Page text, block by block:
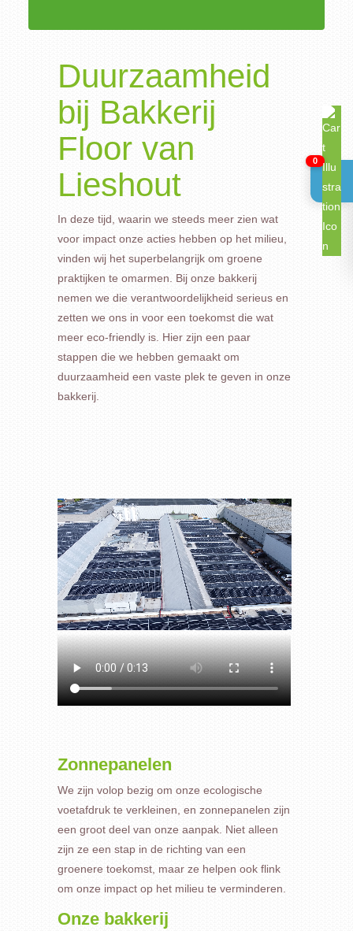
Duurzaamheid
bij Bakkerij
Floor van
Lieshout
In deze tijd, waarin we steeds meer zien wat
voor impact onze acties hebben op het milieu,
vinden wij het superbelangrijk om groene
praktijken te omarmen. Bij onze bakkerij
nemen we die verantwoordelijkheid serieus en
zetten we ons in voor een toekomst die wat
meer eco-friendly is. Hier zijn een paar
stappen die we hebben gemaakt om
duurzaamheid een vaste plek te geven in onze
bakkerij.
Zonnepanelen
We zijn volop bezig om onze ecologische
voetafdruk te verkleinen, en zonnepanelen zijn
een groot deel van onze aanpak. Niet alleen
zijn ze een stap in de richting van een
groenere toekomst, maar ze helpen ook flink
om onze impact op het milieu te verminderen.
Onze bakkerij
0